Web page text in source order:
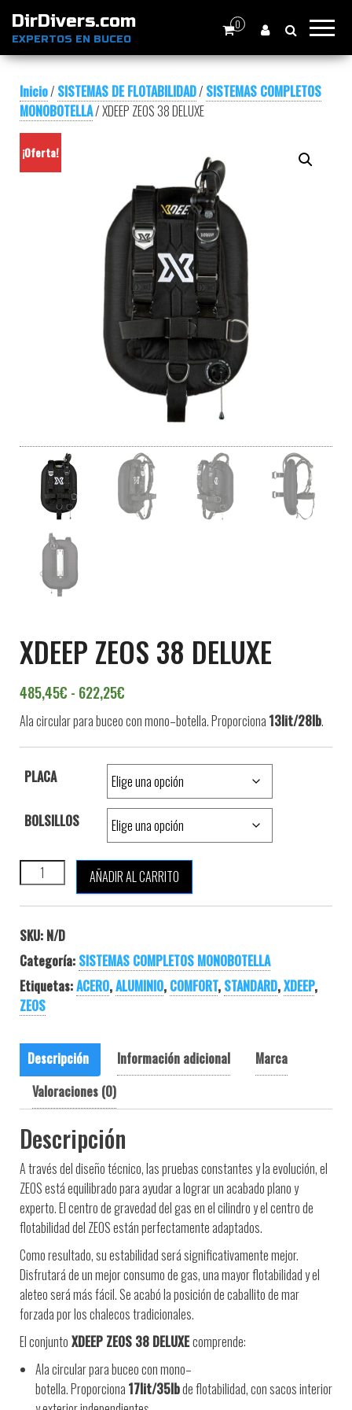
DirDivers.com
EXPERTOS EN BUCEO
0
Inicio/ SISTEMAS DE FLOTABILIDAD/ SISTEMAS COMPLETOS
MONOBOTELLA/ XDEEP ZEOS 38 DELUXE
¡Oferta!
XDEEP ZEOS 38 DELUXE
485,45€ - 622,25€
Alacircular parabuceocon mono–botella.Proporciona 13lit/28lb.
PLACA
BOLSILLOS
XDEEP ZEOS 38 DELUXE cantidad
AÑADIR AL CARRITO
SKU: N/D
Categoría: SISTEMAS COMPLETOS MONOBOTELLA
Etiquetas:ACERO,ALUMINIO, COMFORT, STANDARD,XDEEP,
ZEOS
Descripción Información adicional
Marca
Valoraciones (0)
Descripción
A través del diseño técnico, las pruebas constantes y la evolución, el
ZEOS está equilibrado para ayudar a lograr un acabado plano y
experto. El centro de gravedad del gas en el cilindro y el centro de
flotabilidad del ZEOS están perfectamente adaptados.
Como resultado, su estabilidad será significativamente mejor.
Disfrutará de un mejor consumo de gas, una mayor flotabilidad y el
aleteo será más fácil. Se acabó la posición de caballito de mar
forzada por los chalecos tradicionales.
El conjunto XDEEP ZEOS 38 DELUXEcomprende:
Alacircular parabuceocon mono–
botella.Proporciona 17lit/35lbde flotabilidad,consacosinterior